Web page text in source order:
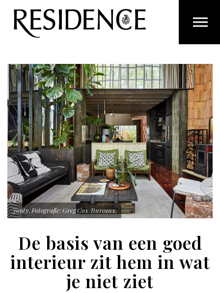
Overslaan en ga direct naar de inhoud
Jonty. Fotografie: Greg Cox/Bureaux.
De basis van een goed
interieur zit hem in wat
je niet ziet